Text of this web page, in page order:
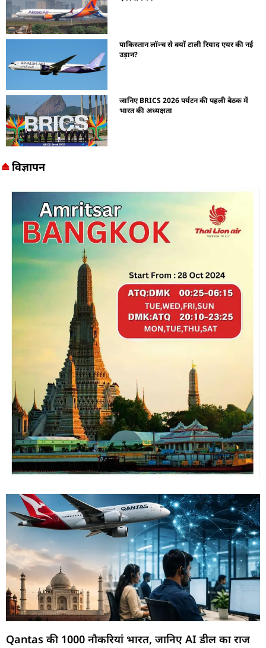
पाकिस्तान लॉन्च से क्यों टाली रियाद एयर की नई
उड़ान?
जानिए BRICS 2026 पर्यटन की पहली बैठक में
भारत की अध्यक्षता
विज्ञापन
Qantas की 1000 नौकरियां भारत, जानिए AI डील का राज